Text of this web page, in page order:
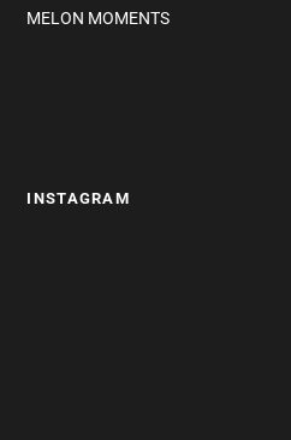
MELON MOMENTS
INSTAGRAM